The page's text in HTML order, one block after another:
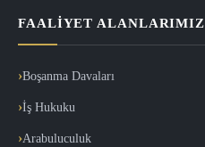
FAALIYET ALANLARIMIZ
Boşanma Davaları
İş Hukuku
Arabuluculuk